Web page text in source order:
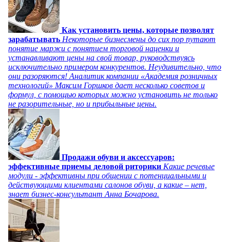
Как установить цены, которые позволят
зарабатывать Некоторые бизнесмены до сих пор путают
понятие маржи с понятием торговой наценки и
устанавливают цены на свой товар, руководствуясь
исключительно примером конкурентов. Неудивительно, что
они разоряются! Аналитик компании «Академия розничных
технологий» Максим Горшков дает несколько советов и
формул, с помощью которых можно установить не только
не разорительные, но и прибыльные цены.
Продажи обуви и аксессуаров:
эффективные приемы деловой риторики Какие речевые
модули - эффективны при общении с потенциальными и
действующими клиентами салонов обуви, а какие – нет,
знает бизнес-консультант Анна Бочарова.